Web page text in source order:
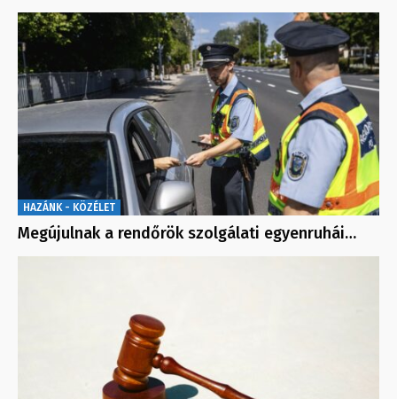
HAZÁNK - KÖZÉLET
Megújulnak a rendőrök szolgálati egyenruhái…